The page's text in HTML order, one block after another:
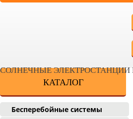
СОЛНЕЧНЫЕ
КАТАЛОГ
Бесперебойные системы